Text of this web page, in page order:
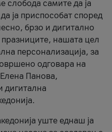
слобода самите да ја
ја приспособат според
брзо и дигитално
празниците, нашата цел
персонализација, за
одговара на
Панова,
дигитална
уште еднаш ја